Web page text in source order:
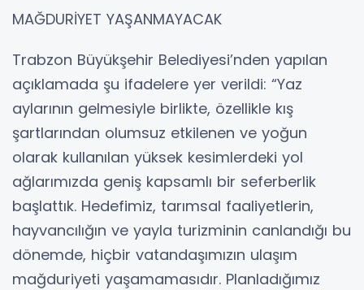
MAĞDURİYET YAŞANMAYACAK
Trabzon Büyükşehir Belediyesi’nden yapılan
açıklamada şu ifadelere yer verildi: “Yaz
aylarının gelmesiyle birlikte, özellikle kış
şartlarından olumsuz etkilenen ve yoğun
olarak kullanılan yüksek kesimlerdeki yol
ağlarımızda geniş kapsamlı bir seferberlik
başlattık. Hedefimiz, tarımsal faaliyetlerin,
hayvancılığın ve yayla turizminin canlandığı bu
dönemde, hiçbir vatandaşımızın ulaşım
mağduriyeti yaşamamasıdır. Planladığımız